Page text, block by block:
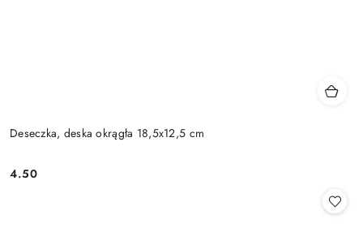
Deseczka, deska okrągła 18,5x12,5 cm
Cena:
4.50